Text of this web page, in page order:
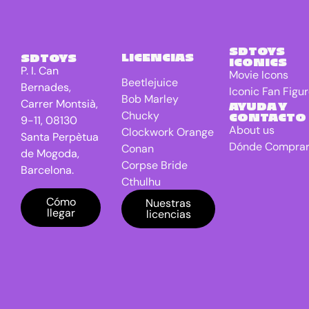
Réplica
Llaveros
Mantas 0
Mini figuras
Mochilas /
Bolsos
0
Movie Icons
Navidad
SDTOYS
P. I. Can
Bernades,
Carrer Montsià,
9-11, 08130
Santa Perpètua
de Mogoda,
Barcelona.
Cómo
llegar
LICENCIAS
Beetlejuice
Bob Marley
Chucky
Clockwork Orange
Conan
Corpse Bride
Cthulhu
DC Universe
Batman
Dragon Ball
Nuestras
licencias
SDTOYS
ICONICS
Movie Icons
Iconic Fan
AYUDA Y
CONTACTO
About us
Dónde Comprar